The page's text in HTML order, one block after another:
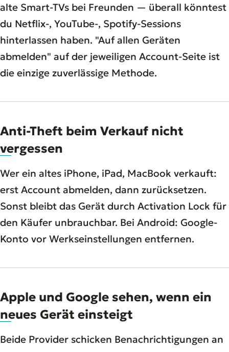
alte Smart-TVs bei Freunden — überall könntest
du Netflix-, YouTube-, Spotify-Sessions
hinterlassen haben. "Auf allen Geräten
abmelden" auf der jeweiligen Account-Seite ist
die einzige zuverlässige Methode.
Anti-Theft beim Verkauf nicht
vergessen
Wer ein altes iPhone, iPad, MacBook verkauft:
erst Account abmelden, dann zurücksetzen.
Sonst bleibt das Gerät durch Activation Lock für
den Käufer unbrauchbar. Bei Android: Google-
Konto vor Werkseinstellungen entfernen.
Apple und Google sehen, wenn ein
neues Gerät einsteigt
Beide Provider schicken Benachrichtigungen an